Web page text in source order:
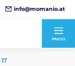
info@momanio.at
Menü